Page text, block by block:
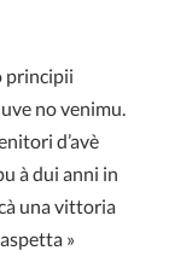
principii
no venimu.
d’avè
à dui anni in
una vittoria
»